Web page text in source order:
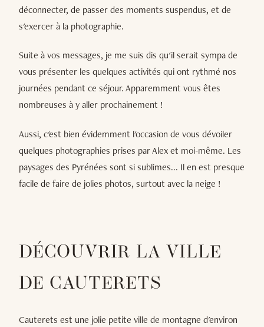
déconnecter, de passer des moments suspendus, et de
s'exercer à la photographie.
Suite à vos messages, je me suis dis qu'il serait sympa de
vous présenter les quelques activités qui ont rythmé nos
journées pendant ce séjour. Apparemment vous êtes
nombreuses à y aller prochainement !
Aussi, c'est bien évidemment l'occasion de vous dévoiler
quelques photographies prises par Alex et moi-même. Les
paysages des Pyrénées sont si sublimes... Il en est presque
facile de faire de jolies photos, surtout avec la neige !
DÉCOUVRIR LA VILLE
DE CAUTERETS
Cauterets est une jolie petite ville de montagne d'environ